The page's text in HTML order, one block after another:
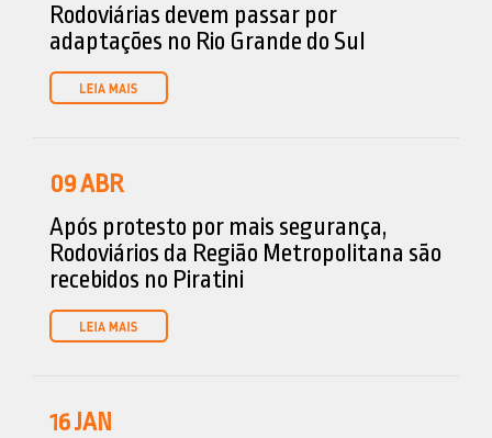
Rodoviárias devem passar por
adaptações no Rio Grande do Sul
09ABR
Após protesto por mais segurança,
Rodoviários da Região Metropolitana são
recebidos no Piratini
16JAN